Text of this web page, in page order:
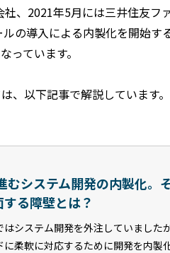
、2021年5月には三井住友フ
の導入による内製化を開始す
っています。
、以下記事で解説しています
むシステム開発の内製化。
る障壁とは？
システム開発を外注していました
柔軟に対応するために開発を内製